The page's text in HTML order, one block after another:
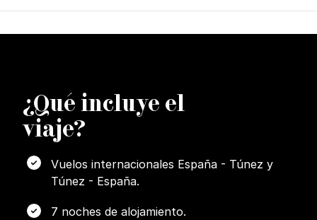
¿Qué incluye el
viaje?
Vuelos internacionales España - Túnez y
Túnez - España.
7 noches de alojamiento.